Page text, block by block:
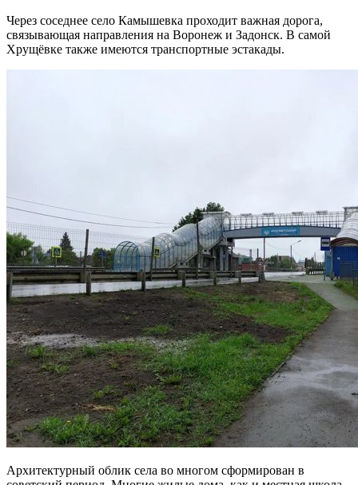
Через соседнее село Камышевка проходит важная дорога,
связывающая направления на Воронеж и Задонск. В самой
Хрущёвке также имеются транспортные эстакады.
Архитектурный облик села во многом сформирован в